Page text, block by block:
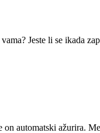
Jeste li se ikada
automatski ažurira.